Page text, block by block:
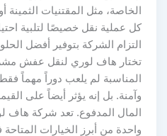
الخاصة، مثل المقتنيات الثمينة
كل عملية نقل خصيصًا لتلبية
التزام الشركة بتوفير أفضل
تختار هاف لوري لنقل عفش
المناسبة لم يلعب دوراً مهماً
وآمنة. بل إنه يؤثر أيضاً على
المال المدفوع. تعد شركة
واحدة من أبرز الخيارات